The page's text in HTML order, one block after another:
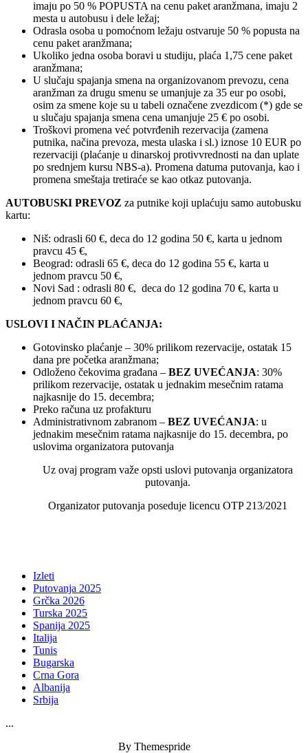
imaju po 50 % POPUSTA na cenu paket aranžmana, imaju 2
mesta u autobusu i dele ležaj;
Odrasla osoba u pomoćnom ležaju ostvaruje 50 % popusta na
cenu paket aranžmana;
Ukoliko jedna osoba boravi u studiju, plaća 1,75 cene paket
aranžmana;
U slučaju spajanja smena na organizovanom prevozu, cena
aranžman za drugu smenu se umanjuje za 35 eur po osobi,
osim za smene koje su u tabeli označene zvezdicom (*) gde se
u slučaju spajanja smena cena umanjuje 25 € po osobi.
Troškovi promena već potvrđenih rezervacija (zamena
putnika, načina prevoza, mesta ulaska i sl.) iznose 10 EUR po
rezervaciji (plaćanje u dinarskoj protivvrednosti na dan uplate
po srednjem kursu NBS-a). Promena datuma putovanja, kao i
promena smeštaja tretiraće se kao otkaz putovanja.
AUTOBUSKI PREVOZ za putnike koji uplaćuju samo autobusku
kartu:
Niš: odrasli 60 €, deca do 12 godina 50 €, karta u jednom
pravcu 45 €,
Beograd: odrasli 65 €, deca do 12 godina 55 €, karta u
jednom pravcu 50 €,
Novi Sad : odrasli 80 €, deca do 12 godina 70 €, karta u
jednom pravcu 60 €,
USLOVI I NAČIN PLAĆANJA:
Gotovinsko plaćanje – 30% prilikom rezervacije, ostatak 15
dana pre početka aranžmana;
Odloženo čekovima građana – BEZ UVEĆANJA: 30%
prilikom rezervacije, ostatak u jednakim mesečnim ratama
najkasnije do 15. decembra;
Preko računa uz profakturu
Administrativnom zabranom – BEZ UVEĆANJA: u
jednakim mesečnim ratama najkasnije do 15. decembra, po
uslovima organizatora putovanja
Uz ovaj program važe opsti uslovi putovanja organizatora
putovanja.
Organizator putovanja poseduje licencu OTP 213/2021
Izleti
Putovanja 2025
Grčka 2026
Turska 2025
Spanija 2025
Italija
Tunis
Bugarska
Crna Gora
Albanija
Srbija
...
By Themespride